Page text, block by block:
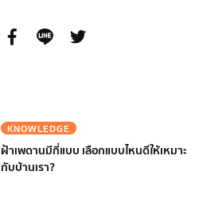
KNOWLEDGE
ฝ้าเพดานมีกี่แบบ เลือกแบบไหนดีให้เหมาะ
กับบ้านเรา?